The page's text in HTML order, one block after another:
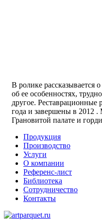
В ролике рассказывается
об ее особенностях,
другое. Реставрационные
года и завершены в 2012
Грановитой палате и
Продукция
Производство
Услуги
О компании
Референс-лист
Библиотека
Сотрудничество
Контакты